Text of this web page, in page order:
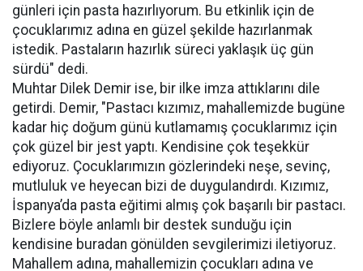
günleri için pasta hazırlıyorum. Bu etkinlik için de
çocuklarımız adına en güzel şekilde hazırlanmak
istedik. Pastaların hazırlık süreci yaklaşık üç gün
sürdü" dedi.
Muhtar Dilek Demir ise, bir ilke imza attıklarını dile
getirdi. Demir, "Pastacı kızımız, mahallemizde bugüne
kadar hiç doğum günü kutlamamış çocuklarımız için
çok güzel bir jest yaptı. Kendisine çok teşekkür
ediyoruz. Çocuklarımızın gözlerindeki neşe, sevinç,
mutluluk ve heyecan bizi de duygulandırdı. Kızımız,
İspanya’da pasta eğitimi almış çok başarılı bir pastacı.
Bizlere böyle anlamlı bir destek sunduğu için
kendisine buradan gönülden sevgilerimizi iletiyoruz.
Mahallem adına, mahallemizin çocukları adına ve